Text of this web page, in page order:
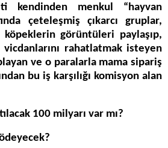
kendinden menkul “hayvan
çeteleşmiş çıkarcı gruplar,
köpeklerin görüntüleri paylaşıp,
rahatlatmak isteyen
ve o paralarla mama sipariş
bu iş karşılığı komisyon alan
100 milyarı var mı?